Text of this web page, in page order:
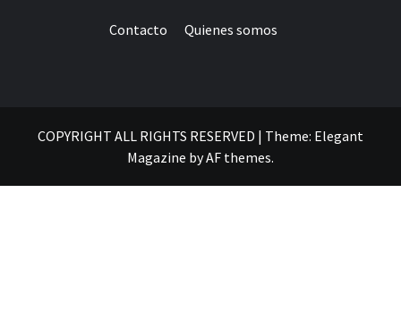
Contacto Quienes somos
COPYRIGHT ALL RIGHTS RESERVED | Theme: Elegant
Magazine byAF themes.